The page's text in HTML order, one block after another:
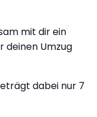
mit dir ein
deinen Umzug
dabei nur 7